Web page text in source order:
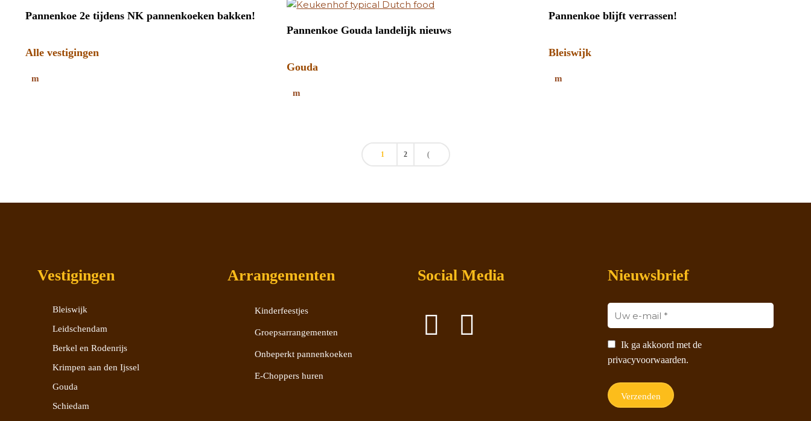
Pannenkoe 2e tijdens NK pannenkoeken bakken!
Alle vestigingen
Pannenkoe Gouda landelijk nieuws
Gouda
Pannenkoe blijft verrassen!
Bleiswijk
1 2
Vestigingen
Bleiswijk
Leidschendam
Berkel en Rodenrijs
Krimpen aan den Ijssel
Gouda
Schiedam
Arrangementen
Kinderfeestjes
Groepsarrangementen
Onbeperkt pannenkoeken
E-Choppers huren
Nieuwsbrief
Ik ga akkoord met de
privacyvoorwaarden.
Social Media